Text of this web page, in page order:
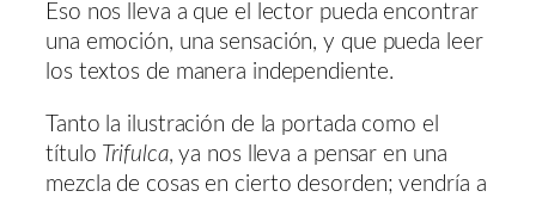
Eso nos lleva a que el lector pueda encontrar
una emoción, una sensación, y que pueda leer
los textos de manera independiente.
Tanto la ilustración de la portada como el
título Trifulca, ya nos lleva a pensar en una
mezcla de cosas en cierto desorden; vendría a